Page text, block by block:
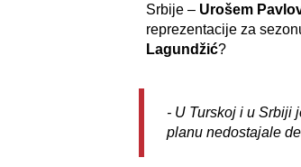
Srbije – Urošem
reprezentacije za
Lagundžić?
- U Turskoj i u Srbiji
planu nedostajale